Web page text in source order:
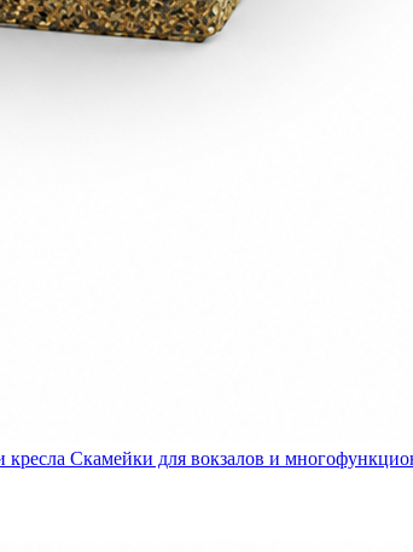
Скамейки для вокзалов и